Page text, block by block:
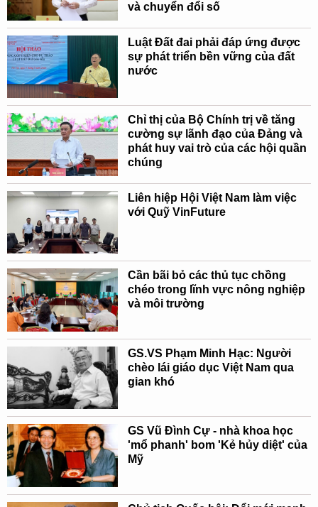
và chuyển đổi số
Luật Đất đai phải đáp ứng được
sự phát triển bền vững của đất
nước
Chỉ thị của Bộ Chính trị về tăng
cường sự lãnh đạo của Đảng và
phát huy vai trò của các hội quần
chúng
Liên hiệp Hội Việt Nam làm việc
với Quỹ VinFuture
Cần bãi bỏ các thủ tục chồng
chéo trong lĩnh vực nông nghiệp
và môi trường
GS.VS Phạm Minh Hạc: Người
chèo lái giáo dục Việt Nam qua
gian khó
GS Vũ Đình Cự - nhà khoa học
'mổ phanh' bom 'Kẻ hủy diệt' của
Mỹ